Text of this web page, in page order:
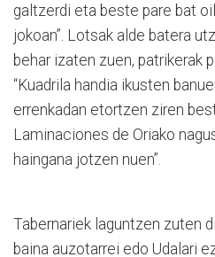
galtzerdi eta beste pare bat
jokoan”. Lotsak alde batera
behar izaten zuen, patrikerak
“Kuadrila handia ikusten
errenkadan etortzen ziren
Laminaciones de Oriako
haingana jotzen nuen”.
Tabernariek laguntzen zuten
baina auzotarrei edo Udalari